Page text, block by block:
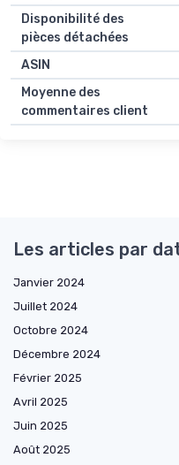
Disponibilité des
pièces détachées
ASIN
Moyenne des
commentaires client
Les articles par
Janvier 2024
Juillet 2024
Octobre 2024
Décembre 2024
Février 2025
Avril 2025
Juin 2025
Août 2025